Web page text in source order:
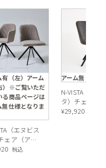
有（左）アーム
）※ご覧いただ
る商品ページは
無仕様となりま
（エヌビス
ェア（アー
ベージュ
税込
アーム無 グレ
N-VISTA（エヌ
タ）チェア（
ム無）グレー
¥29,920